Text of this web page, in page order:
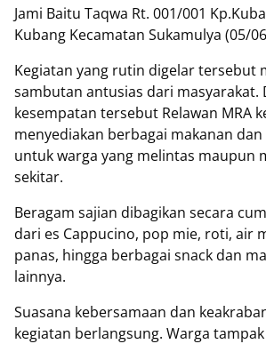
Jami Baitu Taqwa Rt. 001/001
Kubang Kecamatan Sukamulya (05/
Kegiatan yang rutin digelar tersebut
sambutan antusias dari masyarakat.
kesempatan tersebut Relawan MRA
menyediakan berbagai makanan
untuk warga yang melintas maupun
sekitar.
Beragam sajian dibagikan secara
dari es Cappucino, pop mie, roti, air
panas, hingga berbagai snack dan
lainnya.
Suasana kebersamaan dan
kegiatan berlangsung. Warga